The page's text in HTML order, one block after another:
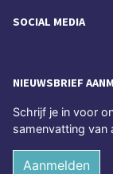
SOCIAL MEDIA
NIEUWSBRIEF
Schrijf je in voor
samenvatting van
Aanmelden